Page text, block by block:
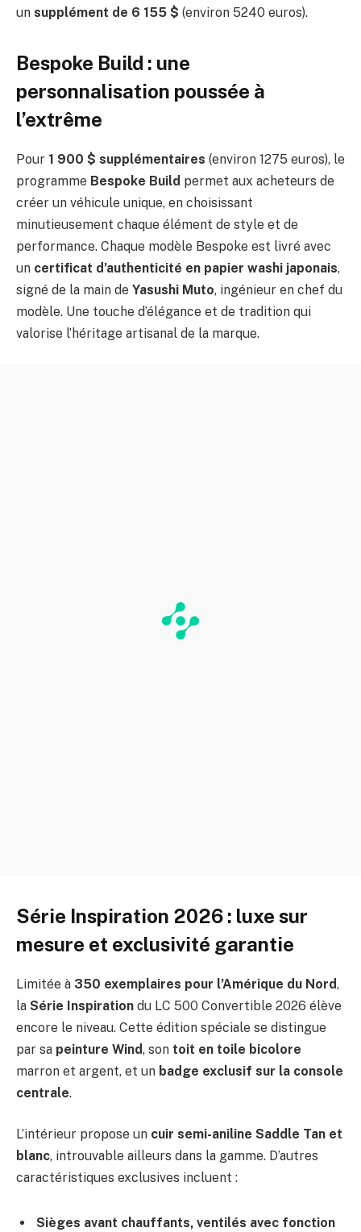
un supplément de 6 155 $ (environ 5240 euros).
Bespoke Build : une
personnalisation poussée à
l’extrême
Pour 1 900 $ supplémentaires (environ 1275 euros), le
programme Bespoke Build permet aux acheteurs de
créer un véhicule unique, en choisissant
minutieusement chaque élément de style et de
performance. Chaque modèle Bespoke est livré avec
un certificat d’authenticité en papier washi japonais,
signé de la main de Yasushi Muto, ingénieur en chef du
modèle. Une touche d’élégance et de tradition qui
valorise l’héritage artisanal de la marque.
Série Inspiration 2026 : luxe sur
mesure et exclusivité garantie
Limitée à 350 exemplaires pour l’Amérique du Nord,
la Série Inspiration du LC 500 Convertible 2026 élève
encore le niveau. Cette édition spéciale se distingue
par sa peinture Wind, son toit en toile bicolore
marron et argent, et un badge exclusif sur la console
centrale.
L’intérieur propose un cuir semi-aniline Saddle Tan et
blanc, introuvable ailleurs dans la gamme. D’autres
caractéristiques exclusives incluent :
Sièges avant chauffants, ventilés avec fonction